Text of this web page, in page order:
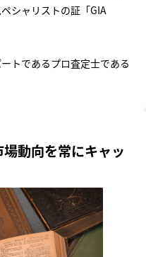
シャリストの証「GIA
トであるプロ査定士である
動向を常にキャッ